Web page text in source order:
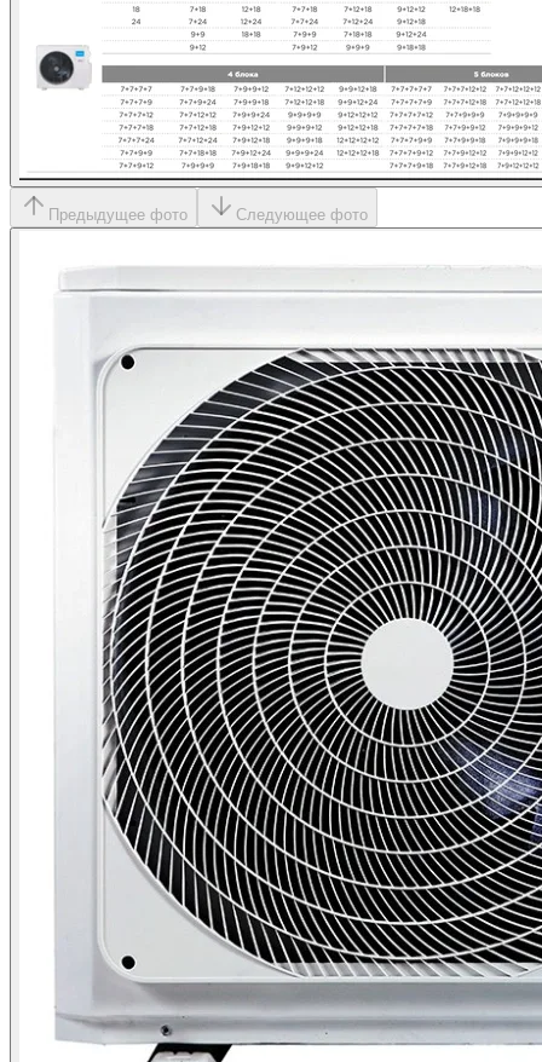
Предыдущее фото Следующее фото